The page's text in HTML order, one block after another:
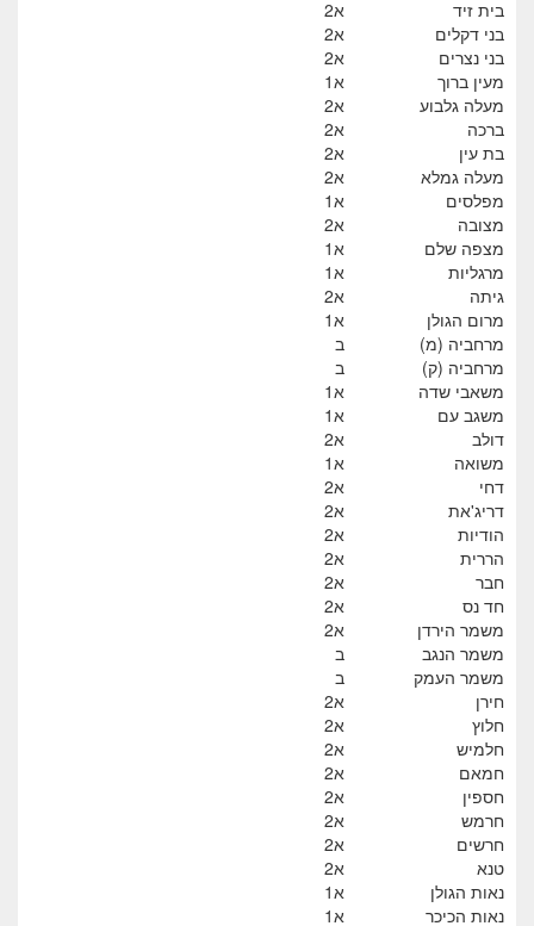
בית זיד
א2
בני דקלים
א2
בני נצרים
א2
מעין ברוך
א1
מעלה גלבוע
א2
ברכה
א2
בת עין
א2
מעלה גמלא
א2
מפלסים
א1
מצובה
א2
מצפה שלם
א1
מרגליות
א1
גיתה
א2
מרום הגולן
א1
מרחביה (מ)
ב
מרחביה (ק)
ב
משאבי שדה
א1
משגב עם
א1
דולב
א2
משואה
א1
דחי
א2
דריג'את
א2
הודיות
א2
הררית
א2
חבר
א2
חד נס
א2
משמר הירדן
א2
משמר הנגב
ב
משמר העמק
ב
חירן
א2
חלוץ
א2
חלמיש
א2
חמאם
א2
חספין
א2
חרמש
א2
חרשים
א2
טנא
א2
נאות הגולן
א1
נאות הכיכר
א1